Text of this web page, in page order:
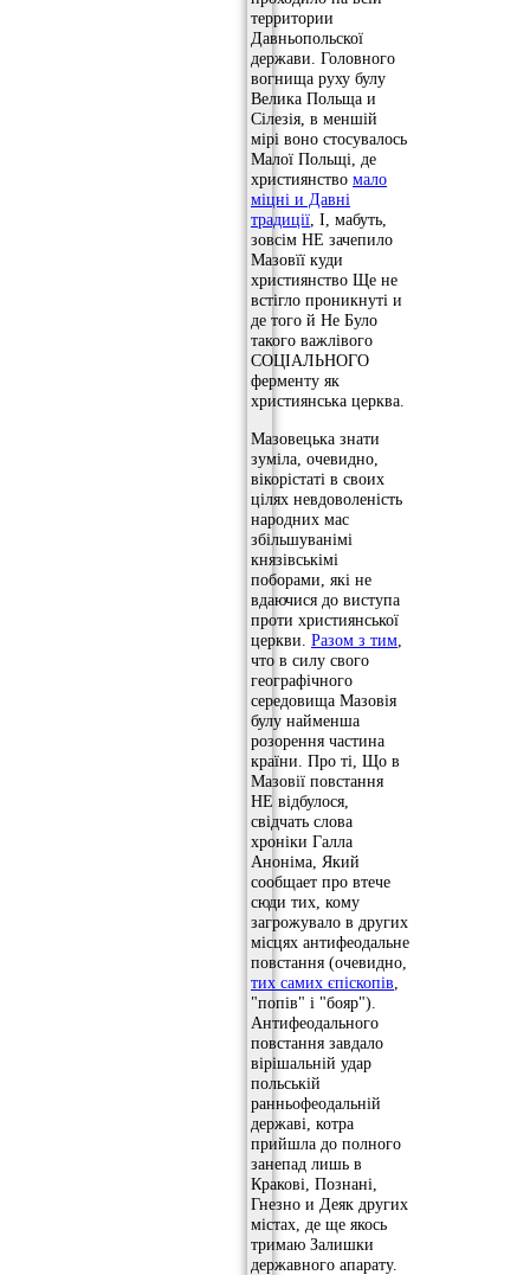
территории
Давньопольскої
держави. Головного
вогнища руху булу
Велика Польща и
Сілезія, в меншій
мірі воно стосувалось
Малої Польщі, де
християнство мало
міцні и Давні
традиції, І, мабуть,
зовсім НЕ зачепило
Мазовїї куди
християнство Ще не
встігло проникнуті и
де того й Не Було
такого важлівого
СОЦІАЛЬНОГО
ферменту як
християнська церква.
Мазовецька знати
зуміла, очевидно,
вікорістаті в своих
цілях невдоволеність
народних мас
збільшуванімі
князівськімі
поборами, які не
вдаючися до виступа
проти християнської
церкви. Разом з тим
что в силу свого
географічного
середовища Мазовія
булу найменша
розорення частина
країни. Про ті, Що в
Мазовії повстання
НЕ відбулося,
свідчать слова
хроніки Галла
Аноніма, Який
сообщает про втече
сюди тих, кому
загрожувало в других
місцях антифеодальне
повстання (очевидно,
тих самих єпіскопів
"попів" і "бояр").
Антифеодального
повстання завдало
вірішальній удар
польській
ранньофеодальній
державі, котра
прийшла до полного
занепад лишь в
Кракові, Познані,
Гнезно и Деяк других
містах, де ще якось
тримаю Залишки
державного апарату.